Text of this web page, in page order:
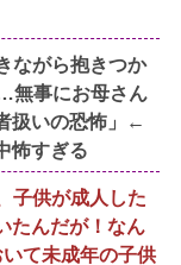
ながら抱きつか
無事にお母さん
扱いの恐怖」←
怖すぎる
子供が成人した
たんだが！なん
て未成年の子供